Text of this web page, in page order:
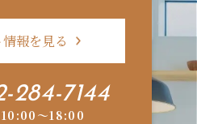
報を見る
284-7144
10:00〜18:00